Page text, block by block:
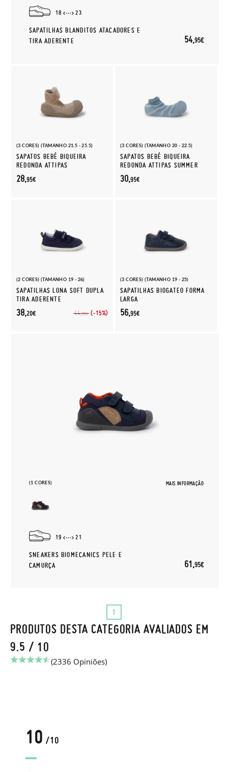
18 23
SAPATILHAS BLANDITOS ATACADORES E
TIRA ADERENTE
54,95€
(3 CORES) (TAMANHO 21.5 - 25.5)
SAPATOS BEBÉ BIQUEIRA
REDONDA ATTIPAS
28,95€
(3 CORES) (TAMANHO 20 - 22.5)
SAPATOS BEBÉ BIQUEIRA
REDONDA ATTIPAS SUMMER
30,95€
(2 CORES) (TAMANHO 19 - 26)
SAPATILHAS LONA SOFT DUPLA
TIRA ADERENTE
44,95€ (-15%)
38,20€
(3 CORES) (TAMANHO 19 - 25)
SAPATILHAS BIOGATEO FORMA
LARGA
56,95€
(1 CORES) MAIS INFORMAÇÃO
19 21
SNEAKERS BIOMECANICS PELE E
CAMURÇA
61,95€
1
PRODUTOS DESTA CATEGORIA AVALIADOS EM
9.5 / 10
(2336 Opiniões)
10 /10